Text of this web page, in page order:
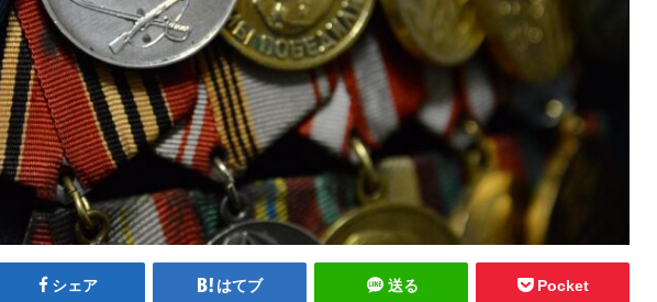
シェア はてブ 送る Pocket